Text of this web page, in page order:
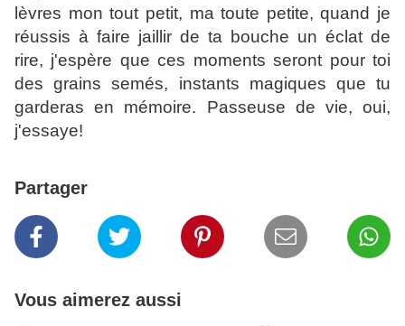
lèvres mon tout petit, ma toute petite, quand je
réussis à faire jaillir de ta bouche un éclat de
rire, j'espère que ces moments seront pour toi
des grains semés, instants magiques que tu
garderas en mémoire. Passeuse de vie, oui,
j'essaye!
Partager
Vous aimerez aussi